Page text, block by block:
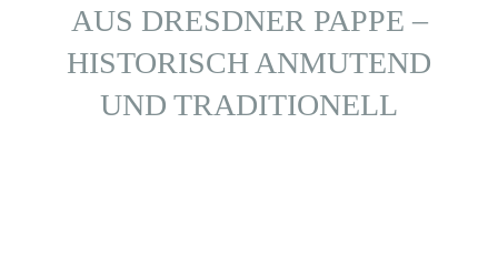
AUS DRESDNER PAPPE –
HISTORISCH ANMUTEND
UND TRADITIONELL